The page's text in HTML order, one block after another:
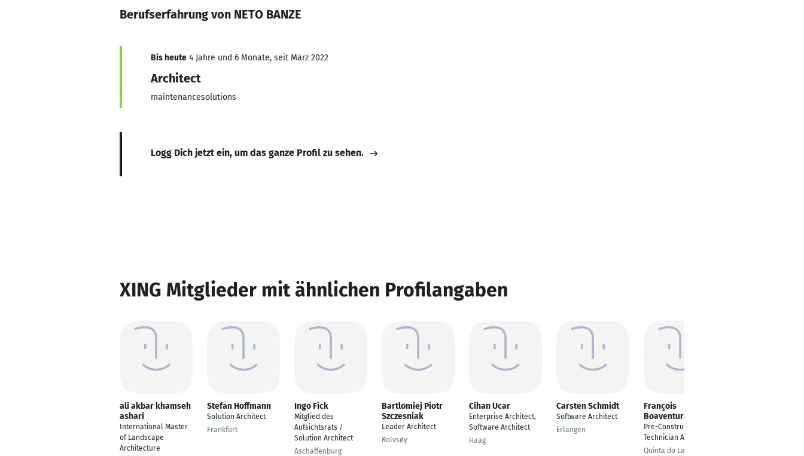
Berufserfahrung von NETO BANZE
Bis heute 4 Jahre und 6 Monate, seit März 2022
Architect
maintenancesolutions
Logg Dich jetzt ein, um das ganze Profil zu sehen.
XING Mitglieder mit ähnlichen Profilangaben
ali akbar khamseh
ashari
International Master
of Landscape
Architecture
Stefan Hoffmann
Solution Architect
Frankfurt
Ingo Fick
Mitglied des
Aufsichtsrats /
Solution Architect
Aschaffenburg
Bartlomiej Piotr
Szczesniak
Leader Architect
Rolvsøy
Cihan Ucar
Enterprise Architect,
Software Architect
Haag
Carsten Schmidt
Software Architect
Erlangen
François
Boaventura
Pre-Construction
Technician Architect
Quinta do Lago